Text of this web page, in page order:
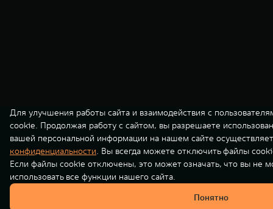
Для улучшения работы сайта и взаимодействия с
cookie. Продолжая работу с сайтом, вы разрешаете
вашей персональной информации на нашем сайте
конфиденциальности. Вы всегда можете отключить файлы
Если файлы cookie отключены, это может означать, что вы не
использовать все функции нашего сайта.
Понятно